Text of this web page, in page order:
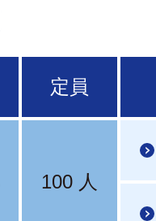
定員
100 人